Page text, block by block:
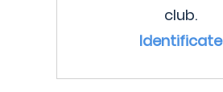
club.
Identificate